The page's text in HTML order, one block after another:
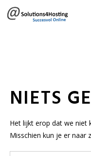
naar
NIETS
Het lijkt erop dat we niet
Misschien kun je er naar